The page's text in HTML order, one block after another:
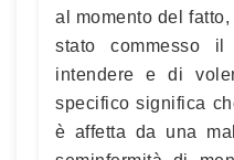
al momento del
stato commesso
intendere e di
specifico significa
è affetta da una